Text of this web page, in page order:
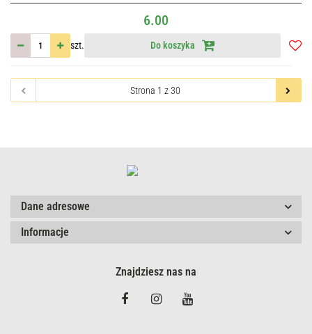
6.00
szt. Do koszyka
Dane adresowe
Informacje
Znajdziesz nas na